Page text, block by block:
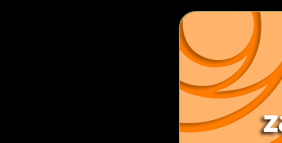
: Use of undefined constant TXT - assumed 'TXT'